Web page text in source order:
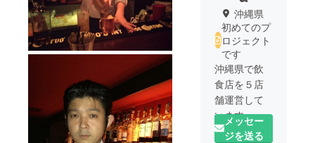
沖縄県
初めてのプ
ロジェクト
です
沖縄県で飲
食店を５店
舗運営して
います。
メッセー
ジを送る